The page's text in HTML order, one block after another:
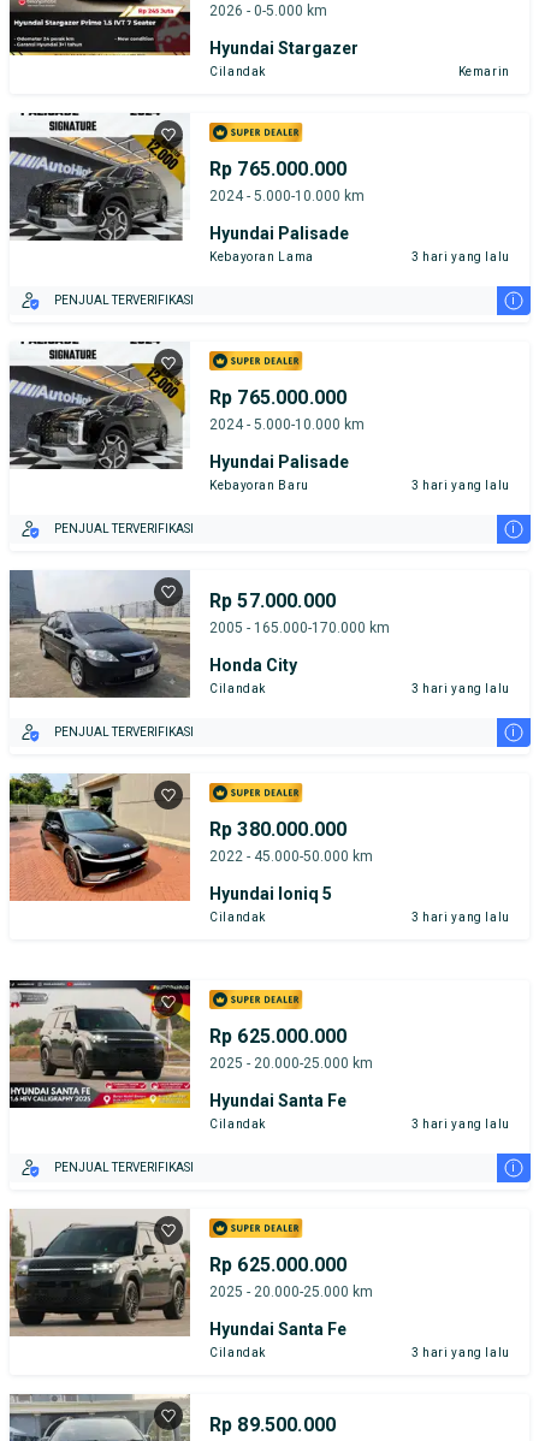
2026 - 0-5.000 km
Hyundai Stargazer
Cilandak Kemarin
Rp 765.000.000
2024 - 5.000-10.000 km
Hyundai Palisade
Kebayoran Lama 3 hari yang lalu
PENJUAL TERVERIFIKASI i
Rp 765.000.000
2024 - 5.000-10.000 km
Hyundai Palisade
Kebayoran Baru 3 hari yang lalu
PENJUAL TERVERIFIKASI i
Rp 57.000.000
2005 - 165.000-170.000 km
Honda City
Cilandak 3 hari yang lalu
PENJUAL TERVERIFIKASI i
Rp 380.000.000
2022 - 45.000-50.000 km
Hyundai Ioniq 5
Cilandak 3 hari yang lalu
Rp 625.000.000
2025 - 20.000-25.000 km
Hyundai Santa Fe
Cilandak 3 hari yang lalu
PENJUAL TERVERIFIKASI i
Rp 625.000.000
2025 - 20.000-25.000 km
Hyundai Santa Fe
Cilandak 3 hari yang lalu
Rp 89.500.000